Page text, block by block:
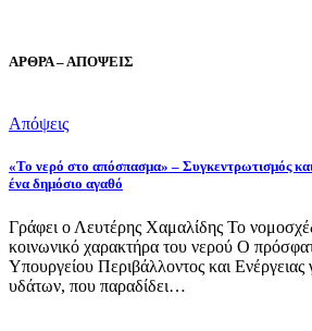
ΑΡΘΡΑ – ΑΠΟΨΕΙΣ
Απόψεις
«Το νερό στο απόσπασμα» – Συγκεντρωτισμός
ένα δημόσιο αγαθό
Γράφει ο Λευτέρης Χαμαλίδης Το
κοινωνικό χαρακτήρα του νερού Ο
Υπουργείου Περιβάλλοντος και Ενέργειας
υδάτων, που παραδίδει…